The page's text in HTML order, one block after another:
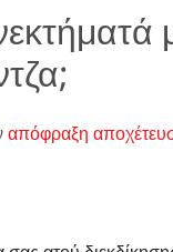
απόφραξη